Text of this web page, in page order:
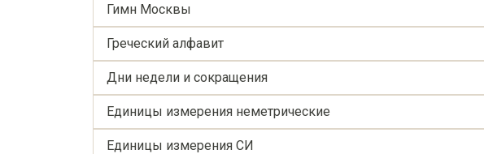
Гимн Москвы
Греческий алфавит
Дни недели и сокращения
Единицы измерения неметрические
Единицы измерения СИ